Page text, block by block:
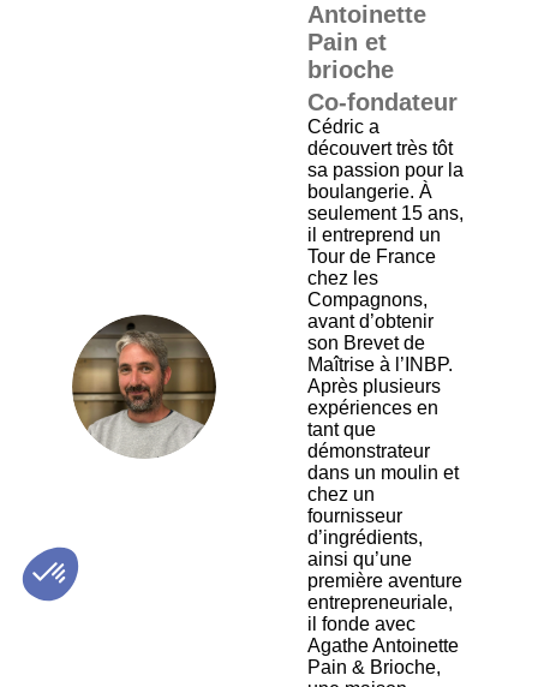
CA
Antoinette
Pain et
brioche
Co-fondateur
Cédric a
découvert très tôt
sa passion pour la
boulangerie. À
seulement 15 ans,
il entreprend un
Tour de France
chez les
Compagnons,
avant d’obtenir
son Brevet de
Maîtrise à l’INBP.
Après plusieurs
expériences en
tant que
démonstrateur
dans un moulin et
chez un
fournisseur
d’ingrédients,
ainsi qu’une
première aventure
entrepreneuriale,
il fonde avec
Agathe Antoinette
Pain & Brioche,